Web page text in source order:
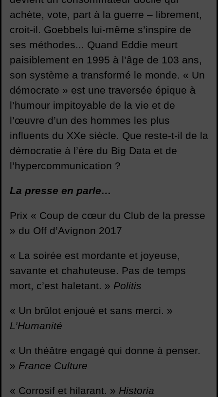
achète, vote, part à la guerre – librement,
croit-il. Goebbels lui-même s’inspire de
ses méthodes... Quand Eddie meurt
paisiblement en 1995 à l’âge de 103 ans,
son système a transformé le monde. « Un
démocrate » est une traversée épique à
l’humour impitoyable de la vie et de
l’œuvre d’un des hommes les plus
influents du XXe siècle. Que reste-t-il de la
démocratie à l’ère du Big Data et de
l’hypercommunication ?
La presse en parle…
Prix « Coup de cœur du Club de la presse
» du Off d’Avignon 2017
« La soirée est mordante et joyeuse,
savante et chahuteuse. Pas de temps
mort, c’est haletant. » Politis
« Un brûlot enjoué et sans merci. »
L’Humanité
« Un théâtre engagé qui donne à penser.
» France Culture
« Corrosif et hilarant. » Historia